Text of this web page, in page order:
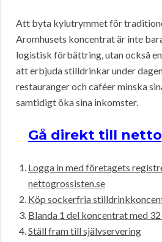
Att byta kylutrymmet för
Aromhusets koncentrat är inte
logistisk förbättring, utan också
att erbjuda stilldrinkar under
restauranger och caféer minska
samtidigt öka sina inkomster.
Gå direkt till
Logga in med företagets
nettogrossisten.se
Köp sockerfria
Blanda 1 del koncentrat med
Ställ fram till självservering